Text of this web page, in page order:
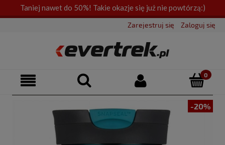
Taniej nawet do 50%! Takie okazje się już nie powtórzą:)
Zarejestruj się Zaloguj się
-20%